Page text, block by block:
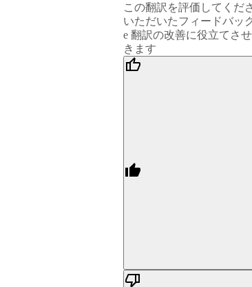
この翻訳を評価してくだ
いただいたフィードバッ
e 翻訳の改善に役立てさ
きます